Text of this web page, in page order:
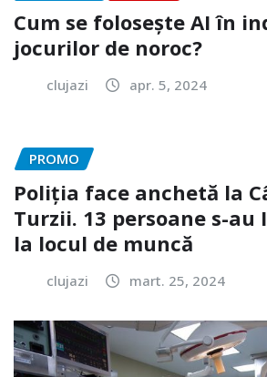
Cum se folosește AI în
jocurilor de noroc?
clujazi apr. 5, 2024
PROMO
Poliția face anchetă la
Turzii. 13 persoane s-au
la locul de muncă
clujazi mart. 25, 2024